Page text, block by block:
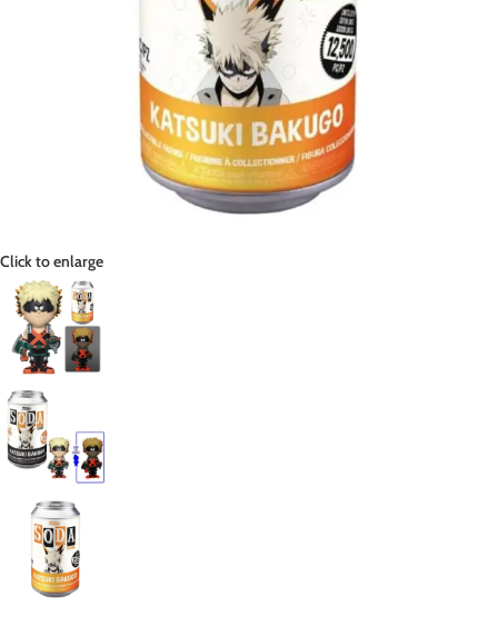
Click to enlarge